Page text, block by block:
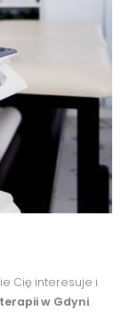
Cię interesuje i
w Gdyni.